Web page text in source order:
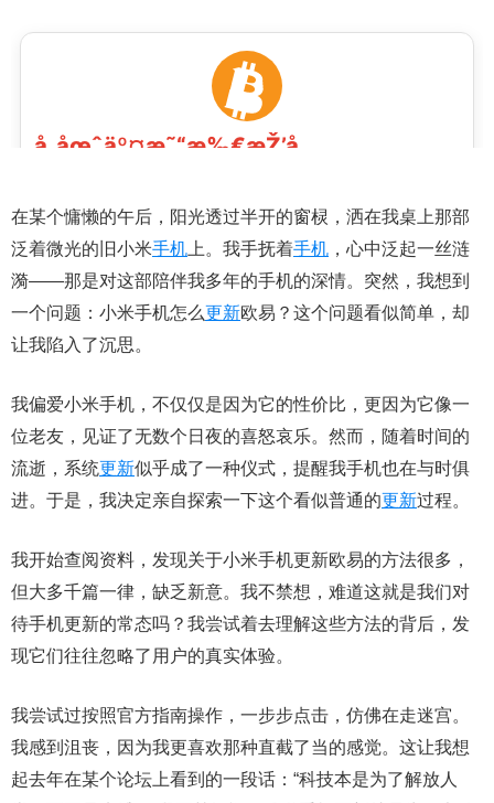
在某个慵懒的午后，阳光透过半开的窗棂，洒在我桌上那部
泛着微光的旧小米手机 上。我手抚着手机 ，心中泛起一丝涟
漪——那是对这部陪伴我多年的手机的深情。突然，我想到
一个问题：小米手机怎么更新欧易？这个问题看似简单，却
让我陷入了沉思。
我偏爱小米手机，不仅仅是因为它的性价比，更因为它像一
位老友，见证了无数个日夜的喜怒哀乐。然而，随着时间的
流逝，系统更新似乎成了一种仪式，提醒我手机也在与时俱
进。于是，我决定亲自探索一下这个看似普通的更新过程。
我开始查阅资料，发现关于小米手机更新欧易的方法很多，
但大多千篇一律，缺乏新意。我不禁想，难道这就是我们对
待手机更新的常态吗？我尝试着去理解这些方法的背后，发
现它们往往忽略了用户的真实体验。
我尝试过按照官方指南操作，一步步点击，仿佛在走迷宫。
我感到沮丧，因为我更喜欢那种直截了当的感觉。这让我想
起去年在某个论坛上看到的一段话：“科技本是为了解放人